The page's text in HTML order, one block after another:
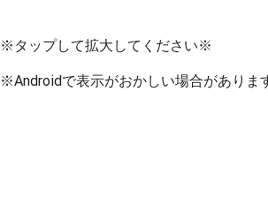
※タップして拡大してください※
※Androidで表示がおかしい場合があり